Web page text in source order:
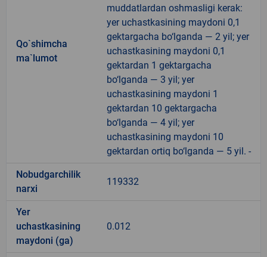
Qo`shimcha
ma`lumot
muddatlardan oshmasligi kerak:
yer uchastkasining maydoni 0,1
gektargacha bo‘lganda — 2 yil; yer
uchastkasining maydoni 0,1
gektardan 1 gektargacha
bo‘lganda — 3 yil; yer
uchastkasining maydoni 1
gektardan 10 gektargacha
bo‘lganda — 4 yil; yer
uchastkasining maydoni 10
gektardan ortiq bo‘lganda — 5 yil. -
Nobudgarchilik
narxi
119332
Yer
uchastkasining
maydoni (ga)
0.012